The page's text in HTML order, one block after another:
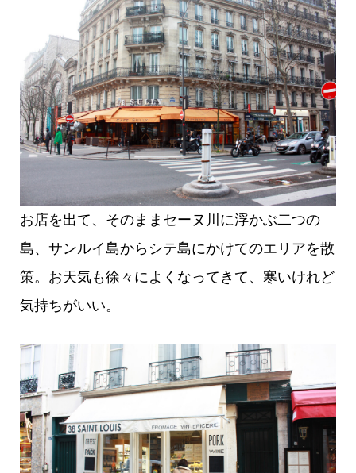
お店を出て、そのままセーヌ川に浮かぶ二つの
島、サンルイ島からシテ島にかけてのエリアを散
策。お天気も徐々によくなってきて、寒いけれど
気持ちがいい。